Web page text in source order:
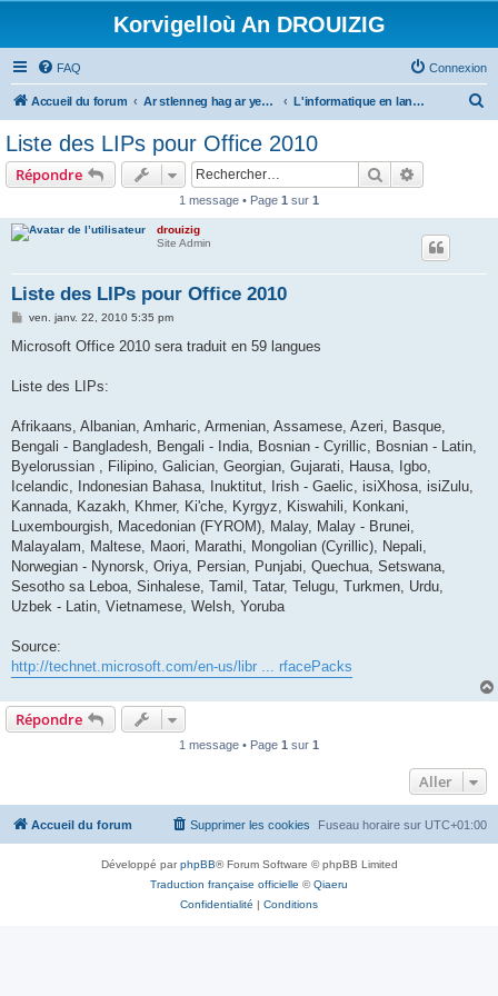
Korvigelloù An DROUIZIG
FAQ Connexion
Accueil du forum Ar stlenneg hag ar yezhoù bihan er bed a-bezh L'informatique en langues régionales et minoritaires
Liste des LIPs pour Office 2010
Répondre Rechercher
1 message • Page 1 sur 1
drouizig
Site Admin
Liste des LIPs pour Office 2010
M
s
g
ven. janv. 22, 2010 5:35 pm
Microsoft Office 2010 sera traduit en 59 langues
Liste des LIPs:
Afrikaans, Albanian, Amharic, Armenian, Assamese, Azeri, Basque,
Bengali - Bangladesh, Bengali - India, Bosnian - Cyrillic, Bosnian - Latin,
Byelorussian , Filipino, Galician, Georgian, Gujarati, Hausa, Igbo,
Icelandic, Indonesian Bahasa, Inuktitut, Irish - Gaelic, isiXhosa, isiZulu,
Kannada, Kazakh, Khmer, Ki'che, Kyrgyz, Kiswahili, Konkani,
Luxembourgish, Macedonian (FYROM), Malay, Malay - Brunei,
Malayalam, Maltese, Maori, Marathi, Mongolian (Cyrillic), Nepali,
Norwegian - Nynorsk, Oriya, Persian, Punjabi, Quechua, Setswana,
Sesotho sa Leboa, Sinhalese, Tamil, Tatar, Telugu, Turkmen, Urdu,
Uzbek - Latin, Vietnamese, Welsh, Yoruba
Source:
http://technet.microsoft.com/en-us/libr ... rfacePacks
Répondre
1 message • Page 1 sur 1
Aller
Accueil du forum Fuseau horaire sur UTC+01:00
Supprimer les cookies
Développé parphpBB® Forum Software © phpBB Limited
Traduction française officielle ©Qiaeru
Confidentialité | Conditions